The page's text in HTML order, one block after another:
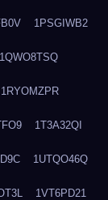
1PSGIWB2
1QWO8TSQ
1RYOMZPR
1T3A32QI
1UTQO46Q
1VT6PD21